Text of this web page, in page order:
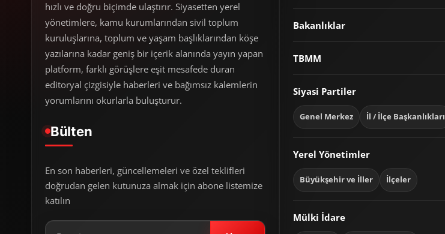
hızlı ve doğru biçimde ulaştırır. Siyasetten yerel
yönetimlere, kamu kurumlarından sivil toplum
kuruluşlarına, toplum ve yaşam başlıklarından köşe
yazılarına kadar geniş bir içerik alanında yayın yapan
platform, farklı görüşlere eşit mesafede duran
editoryal çizgisiyle haberleri ve bağımsız kalemlerin
yorumlarını okurlarla buluşturur.
Bülten
En son haberleri, güncellemeleri ve özel teklifleri
doğrudan gelen kutunuza almak için abone listemize
katılın
Bakanlıklar
TBMM
Siyasi Partiler
Genel Merkez İl / İlçe Başkanlıkları
Yerel Yönetimler
Büyükşehir ve İller İlçeler
Mülki İdare